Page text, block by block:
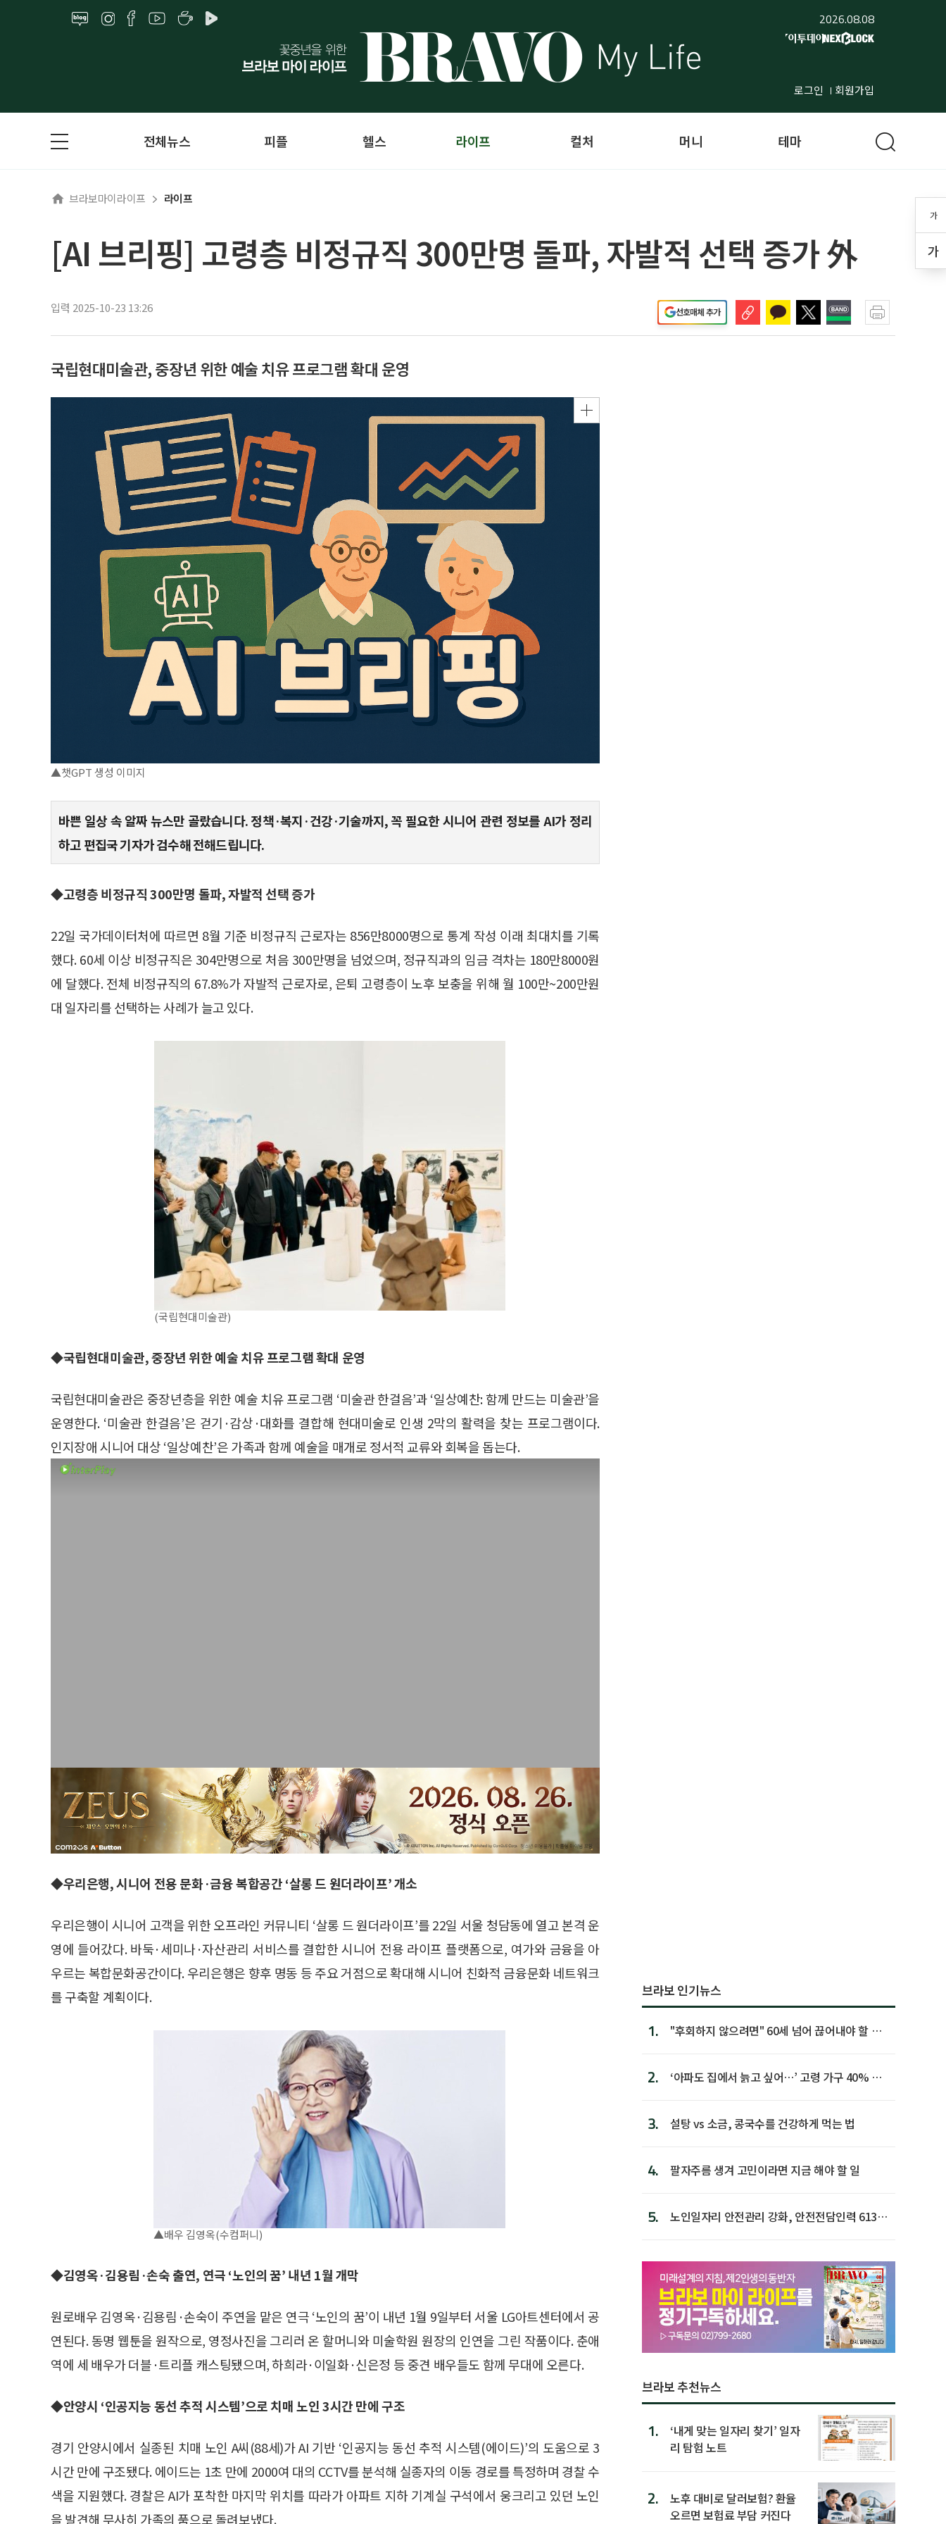
2026.08.08
로그인 회원가입
가
가
전체뉴스 피플 헬스 라이프 컬처 머니 테마
브라보마이라이프 라이프
[AI 브리핑] 고령층 비정규직 300만명 돌파, 자발적 선택 증가 外
입력 2025-10-23 13:26 선호매체 추가
국립현대미술관, 중장년 위한 예술 치유 프로그램 확대 운영
▲챗GPT 생성 이미지
바쁜 일상 속 알짜 뉴스만 골랐습니다. 정책·복지·건강·기술까지, 꼭 필요한 시니어 관련 정보를 AI가 정리
하고 편집국 기자가 검수해 전해드립니다.
◆고령층 비정규직 300만명 돌파, 자발적 선택 증가
22일 국가데이터처에 따르면 8월 기준 비정규직 근로자는 856만8000명으로 통계 작성 이래 최대치를 기록
했다. 60세 이상 비정규직은 304만명으로 처음 300만명을 넘었으며, 정규직과의 임금 격차는 180만8000원
에 달했다. 전체 비정규직의 67.8%가 자발적 근로자로, 은퇴 고령층이 노후 보충을 위해 월 100만~200만원
대 일자리를 선택하는 사례가 늘고 있다.
(국립현대미술관)
◆국립현대미술관, 중장년 위한 예술 치유 프로그램 확대 운영
국립현대미술관은 중장년층을 위한 예술 치유 프로그램 ‘미술관 한걸음’과 ‘일상예찬: 함께 만드는 미술관’을
운영한다. ‘미술관 한걸음’은 걷기·감상·대화를 결합해 현대미술로 인생 2막의 활력을 찾는 프로그램이다.
인지장애 시니어 대상 ‘일상예찬’은 가족과 함께 예술을 매개로 정서적 교류와 회복을 돕는다.
◆우리은행, 시니어 전용 문화·금융 복합공간 ‘살롱 드 원더라이프’ 개소
우리은행이 시니어 고객을 위한 오프라인 커뮤니티 ‘살롱 드 원더라이프’를 22일 서울 청담동에 열고 본격 운
영에 들어갔다. 바둑·세미나·자산관리 서비스를 결합한 시니어 전용 라이프 플랫폼으로, 여가와 금융을 아
우르는 복합문화공간이다. 우리은행은 향후 명동 등 주요 거점으로 확대해 시니어 친화적 금융문화 네트워크
를 구축할 계획이다.
▲배우 김영옥(수컴퍼니)
◆김영옥·김용림·손숙 출연, 연극 ‘노인의 꿈’ 내년 1월 개막
원로배우 김영옥·김용림·손숙이 주연을 맡은 연극 ‘노인의 꿈’이 내년 1월 9일부터 서울 LG아트센터에서 공
연된다. 동명 웹툰을 원작으로, 영정사진을 그리러 온 할머니와 미술학원 원장의 인연을 그린 작품이다. 춘애
역에 세 배우가 더블·트리플 캐스팅됐으며, 하희라·이일화·신은정 등 중견 배우들도 함께 무대에 오른다.
◆안양시 ‘인공지능 동선 추적 시스템’으로 치매 노인 3시간 만에 구조
경기 안양시에서 실종된 치매 노인 A씨(88세)가 AI 기반 ‘인공지능 동선 추적 시스템(에이드)’의 도움으로 3
시간 만에 구조됐다. 에이드는 1초 만에 2000여 대의 CCTV를 분석해 실종자의 이동 경로를 특정하며 경찰 수
색을 지원했다. 경찰은 AI가 포착한 마지막 위치를 따라가 아파트 지하 기계실 구석에서 웅크리고 있던 노인
을 발견해 무사히 가족의 품으로 돌려보냈다.
브라보 인기뉴스
1.
"후회하지 않으려면" 60세 넘어 끊어내야 할 사
2.
‘아파도 집에서 늙고 싶어…’ 고령 가구 40% 노
3. 설탕 vs 소금, 콩국수를 건강하게 먹는 법
4. 팔자주름 생겨 고민이라면 지금 해야 할 일
5.
노인일자리 안전관리 강화, 안전전담인력 613명
브라보 추천뉴스
1.
‘내게 맞는 일자리 찾기’ 일자
리 탐험 노트
2.
노후 대비로 달러보험? 환율
오르면 보험료 부담 커진다